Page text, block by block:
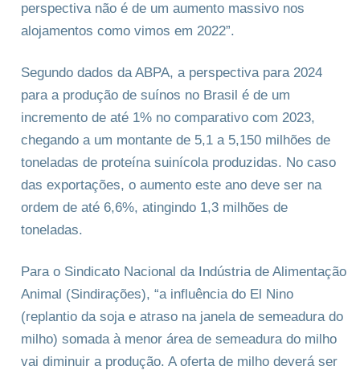
perspectiva não é de um aumento massivo nos
alojamentos como vimos em 2022”.
Segundo dados da ABPA, a perspectiva para 2024
para a produção de suínos no Brasil é de um
incremento de até 1% no comparativo com 2023,
chegando a um montante de 5,1 a 5,150 milhões de
toneladas de proteína suinícola produzidas. No caso
das exportações, o aumento este ano deve ser na
ordem de até 6,6%, atingindo 1,3 milhões de
toneladas.
Para o Sindicato Nacional da Indústria de Alimentação
Animal (Sindirações), “a influência do El Nino
(replantio da soja e atraso na janela de semeadura do
milho) somada à menor área de semeadura do milho
vai diminuir a produção. A oferta de milho deverá ser